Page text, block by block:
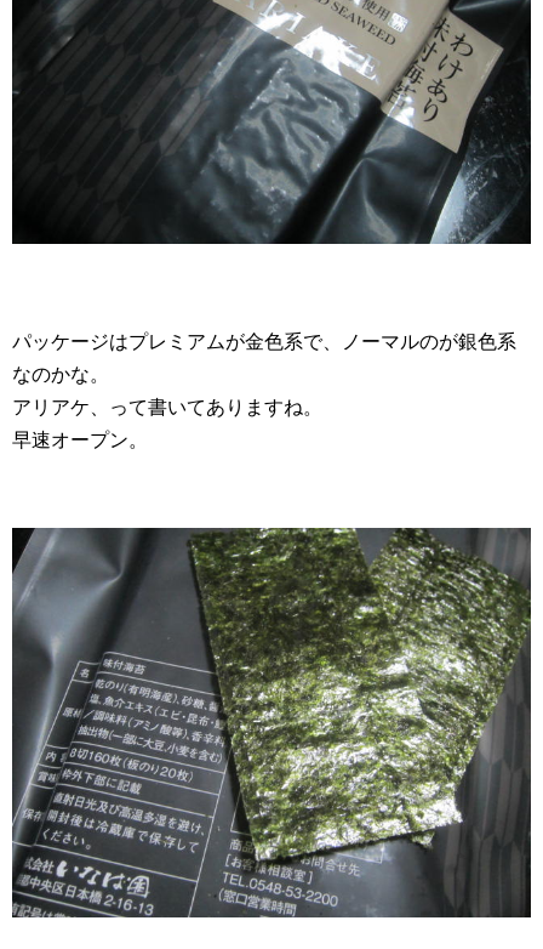
パッケージはプレミアムが金色系で、ノーマルのが銀色系
なのかな。
アリアケ、って書いてありますね。
早速オープン。